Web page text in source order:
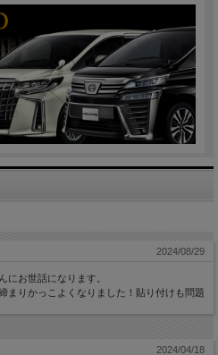
2024/08/29
にお世話になります。
まりかっこよくなりました！貼り付けも問題
2024/04/18